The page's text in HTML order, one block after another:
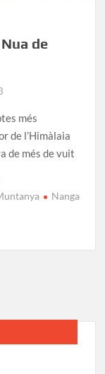
de
més
de l’Himàlaia
de més de vuit
Nanga